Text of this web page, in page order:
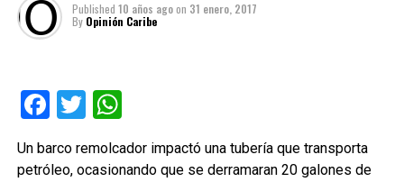
Published 10 años agoon 31 enero, 2017
By Opinión Caribe
Facebook
TwitterWhatsApp
Un barco remolcador impactó una tubería que transporta
petróleo, ocasionando que se derramaran 20 galones de